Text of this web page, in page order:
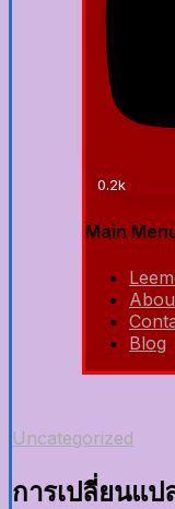
0.2k
Main
Blog
Uncategorized
การเปลี่ยนแ